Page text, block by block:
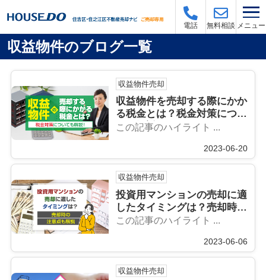
電話 無料相談 メニュー
収益物件のブログ一覧
収益物件売却
収益物件を売却する際にかか
る税金とは？税金対策につい
ても解説！
この記事のハイライト ...
2023-06-20
収益物件売却
投資用マンションの売却に適
したタイミングは？売却時の
注意点も解説
この記事のハイライト ...
2023-06-06
収益物件売却